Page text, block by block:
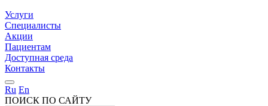
Услуги
Специалисты
Акции
Пациентам
Доступная среда
Контакты
Ru En
ПОИСК ПО САЙТУ